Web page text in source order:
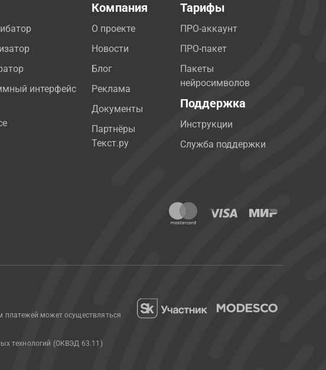
интерфейс
Компания
О проекте
Новости
Блог
Реклама
Документы
Партнёры
Текст.ру
Тарифы
ПРО-аккаунт
ПРО-пакет
Пакеты
нейросимволов
Поддержка
Инструкции
Служба поддержки
платежей может осуществляться
технологий (ОКВЭД 63.11)